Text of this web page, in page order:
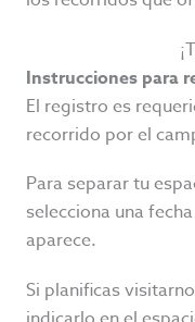
Instrucciones para
El registro es
recorrido por el
Para separar tu
selecciona una
aparece.
Si planificas